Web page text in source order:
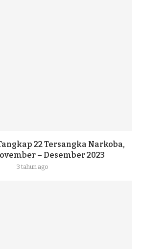
22 Tersangka Narkoba,
– Desember 2023
3 tahun ago